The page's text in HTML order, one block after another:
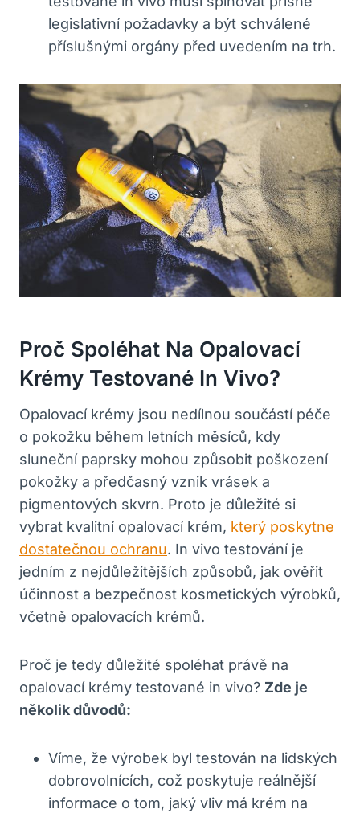
legislativní ‌požadavky ‍a být‍ schválené
příslušnými ⁢orgány před uvedením na trh.
Proč Spoléhat Na Opalovací
Krémy Testované In Vivo?
Opalovací⁤ krémy jsou nedílnou součástí péče
o‍ pokožku během letních měsíců, kdy
sluneční paprsky mohou způsobit poškození
‌pokožky a předčasný‌ vznik vrásek a
pigmentových skvrn. Proto je důležité si
vybrat kvalitní​ opalovací krém, který poskytne
dostatečnou ochranu. In ⁤vivo testování ​je
jedním z nejdůležitějších ⁢způsobů, jak ověřit
účinnost a bezpečnost kosmetických výrobků,
včetně opalovacích krémů.
Proč je ⁣tedy důležité spoléhat právě na‍
opalovací krémy ⁤testované⁣ in vivo? Zde je‌
několik ⁤důvodů:
Víme,​ že ‌výrobek byl testován ‍na lidských
dobrovolnících, ‍což poskytuje reálnější
informace o tom, jaký ‍vliv má krém na